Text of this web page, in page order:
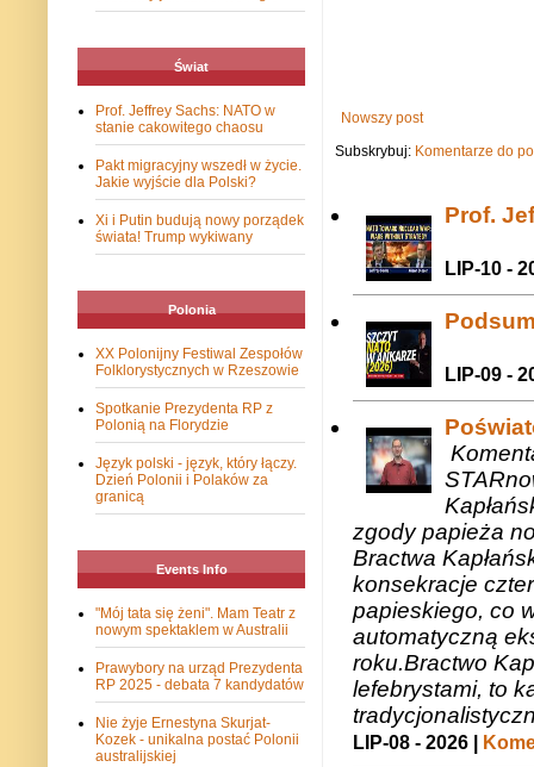
Nowszy post
Subskrybuj: Komentarze do
Prof.
LIP-10 -
LIP-09 -
zgody papieża
Bractwa
konsekracje
papieskiego, co
automatyczną
roku.Bractwo
lefebrystami, to
LIP-08 - 2026 |
Świat
Prof. Jeffrey Sachs: NATO w
stanie cakowitego chaosu
Pakt migracyjny wszedł w życie.
Jakie wyjście dla Polski?
Xi i Putin budują nowy porządek
świata! Trump wykiwany
Polonia
XX Polonijny Festiwal Zespołów
Folklorystycznych w Rzeszowie
Spotkanie Prezydenta RP z
Polonią na Florydzie
Język polski - język, który łączy.
Dzień Polonii i Polaków za
granicą
Events Info
"Mój tata się żeni". Mam Teatr z
nowym spektaklem w Australii
Prawybory na urząd Prezydenta
RP 2025 - debata 7 kandydatów
Nie żyje Ernestyna Skurjat-
Kozek - unikalna postać Polonii
australijskiej